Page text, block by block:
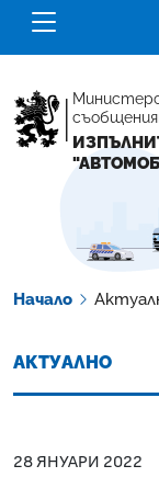
Начало
АКТУАЛНО
28 ЯНУАРИ 2022